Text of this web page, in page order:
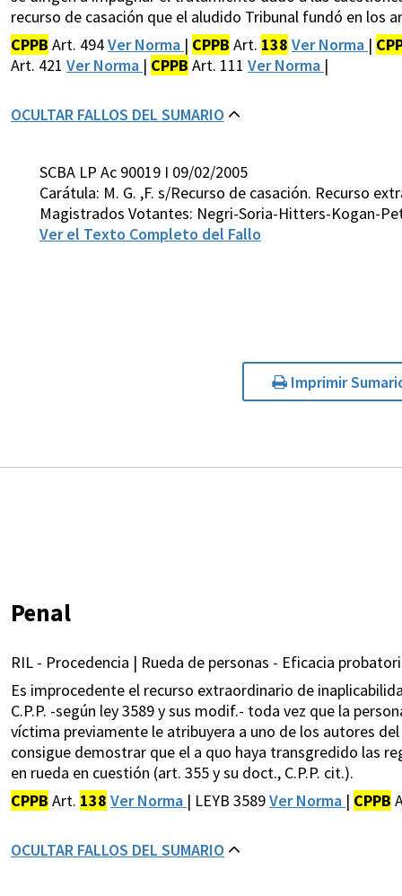
recurso de casación que el aludido Tribunal fundó en los
CPPB Art. 494Ver Norma | CPPB Art. 138 Ver Norma |
Art. 421 Ver Norma | CPPB Art. 111 Ver Norma |
OCULTAR FALLOS DEL SUMARIO
SCBA LP Ac 90019 I 09/02/2005
Carátula: M. G. ,F. s/Recurso de casación. Recurso
Magistrados Votantes: Negri-Soria-Hitters-Kogan-
Ver el Texto Completo del Fallo
Imprimir
Penal
RIL - Procedencia | Rueda de personas - Eficacia
Es improcedente el recurso extraordinario de
C.P.P. -según ley 3589 y sus modif.- toda vez que la
víctima previamente le atribuyera a uno de los autores
consigue demostrar que el a quo haya transgredido las
en rueda en cuestión (art. 355 y su doct., C.P.P. cit.).
CPPB Art. 138 Ver Norma | LEYB 3589Ver Norma | CPPB
OCULTAR FALLOS DEL SUMARIO